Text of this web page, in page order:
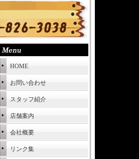
HOME
お問い合わせ
スタッフ紹介
店舗案内
会社概要
リンク集